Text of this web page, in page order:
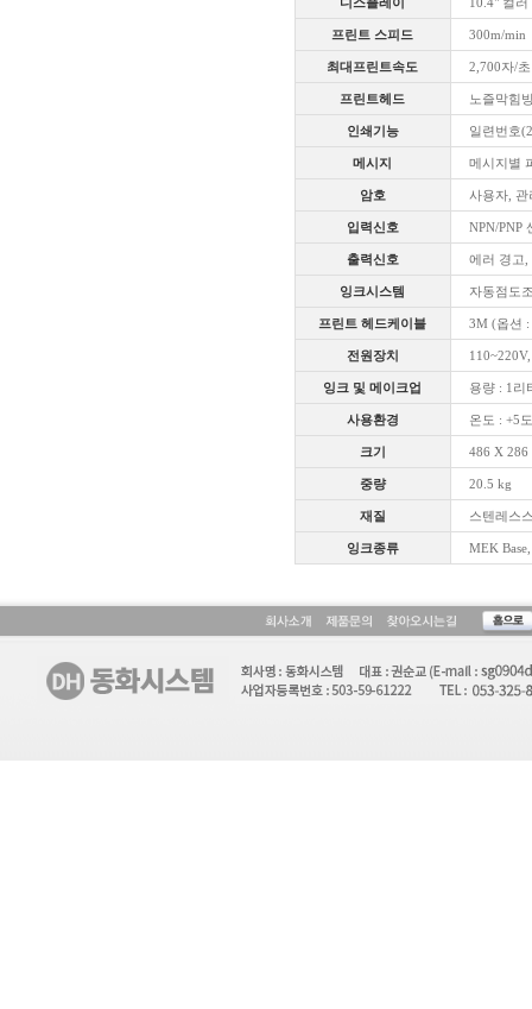
프린트 스피드 300m/min
최대프린트속도 2,700자/
프린트헤드 노즐막힘
인쇄기능 일련번호
메시지 메시지별
암호 사용자,
입력신호 NPN/PNP
출력신호 에러 경고,
잉크시스템 자동점도
프린트 헤드케이블 3M (옵션
전원장치
잉크 및 메이크업 용량 : 1리
사용환경 온도 : +5
크기 486 X 286
중량 20.5 kg
재질 스텐레스
잉크종류 MEK